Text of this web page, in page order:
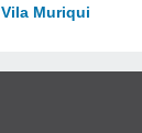
Vila Muriqui